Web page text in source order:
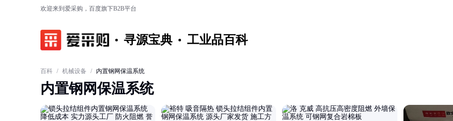
欢迎来到爱采购，百度旗下B2B平台
寻源宝典 工业品百科
百科 / 机械设备 / 内置钢网保温系统
内置钢网保温系统